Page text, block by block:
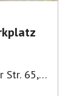
Str. 65,